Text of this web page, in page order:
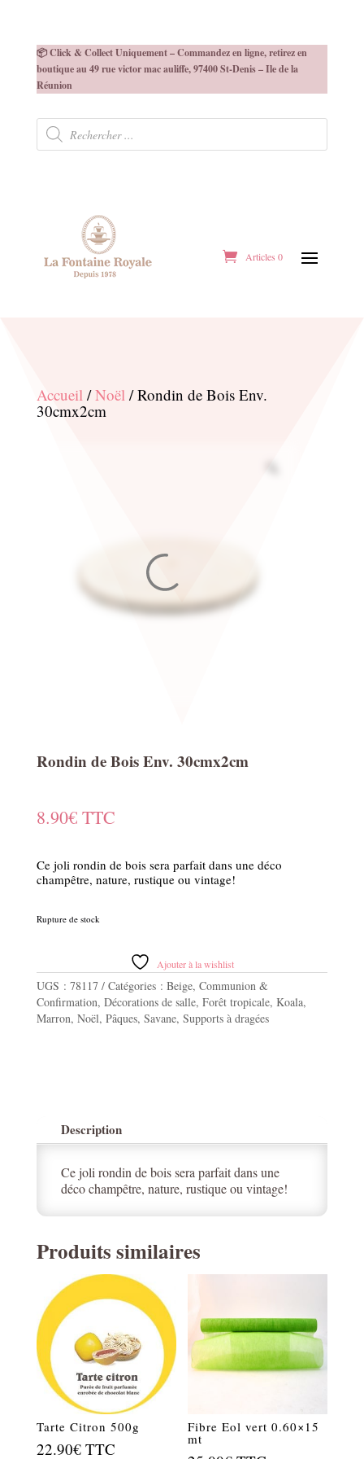
📦 Click & Collect Uniquement – Commandez en ligne, retirez en
boutique au 49 rue victor mac auliffe, 97400 St-Denis – Ile de la
Réunion
Recherche
produits
Articles 0
Accueil/Noël/ Rondin de Bois Env.
30cmx2cm
Rondin de Bois Env. 30cmx2cm
8.90€ TTC
Ce joli rondin de bois sera parfait dans une déco
champêtre, nature, rustique ou vintage!
Rupture de stock
Ajouter à la wishlist
UGS : 78117 Catégories : Beige, Communion &
Confirmation, Décorations de salle, Forêt tropicale, Koala,
Marron, Noël, Pâques, Savane, Supports à dragées
Description
Ce joli rondin de bois sera parfait dans une
déco champêtre, nature, rustique ou vintage!
Produits similaires
Tarte Citron 500g
22.90€ TTC
Fibre Eol vert 0.60×15
mt